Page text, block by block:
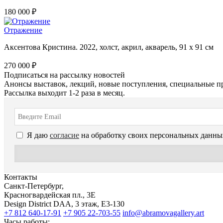
180 000 ₽
Отражение
Аксентова Кристина. 2022, холст, акрил, акварель, 91 х 91 см
270 000 ₽
Подписаться на рассылку новостей
Анонсы выставок, лекций, новые поступления, специальные
Рассылка выходит 1-2 раза в месяц.
Я даю согласие на обработку своих персональных
Контакты
Санкт-Петербург,
Красногвардейская пл., 3E
Design District DAA, 3 этаж, Е3-130
+7 812 640-17-91 +7 905 22-703-55 info@abramovagallery.art